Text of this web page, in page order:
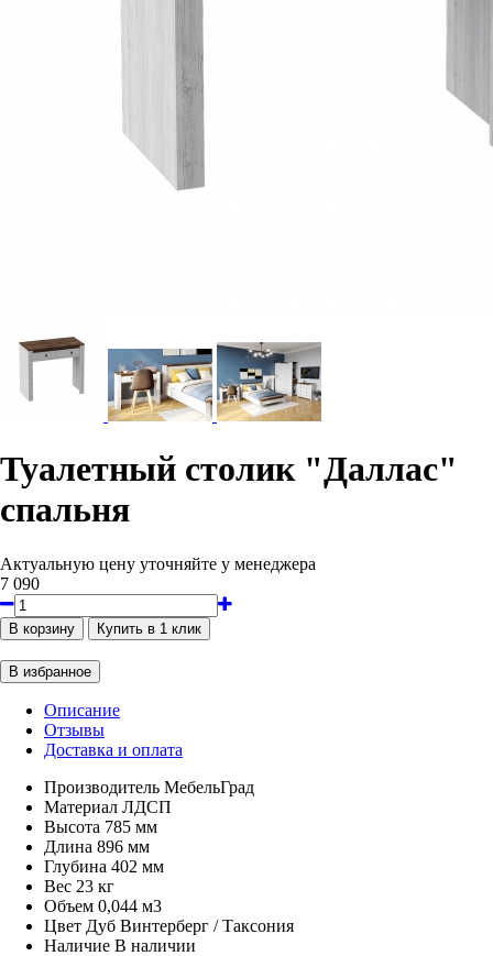
Туалетный столик "Даллас"
спальня
Актуальную цену уточняйте у менеджера
7 090
Описание
Отзывы
Доставка и оплата
Производитель МебельГрад
Материал ЛДСП
Высота 785 мм
Длина 896 мм
Глубина 402 мм
Вес 23 кг
Объем 0,044 м3
Цвет Дуб Винтерберг / Таксония
Наличие В наличии